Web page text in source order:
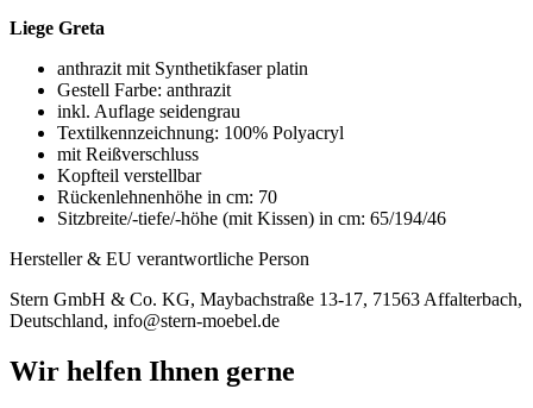
Liege Greta
anthrazit mit Synthetikfaser platin
Gestell Farbe: anthrazit
inkl. Auflage seidengrau
Textilkennzeichnung: 100% Polyacryl
mit Reißverschluss
Kopfteil verstellbar
Rückenlehnenhöhe in cm: 70
Sitzbreite/-tiefe/-höhe (mit Kissen) in cm: 65/194/46
Hersteller & EU verantwortliche Person
Stern GmbH & Co. KG, Maybachstraße 13-17, 71563 Affalterbach,
Deutschland, info@stern-moebel.de
Wir helfen Ihnen gerne